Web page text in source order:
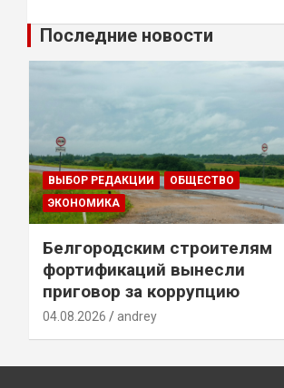
Последние новости
ГЛАВНОЕ
НЕДВИЖИМОСТЬ
ТЕХНОЛОГИИ
225 тысяч белгородцев
опробовали цифровые
собрания собственников
03.08.2026 andrey